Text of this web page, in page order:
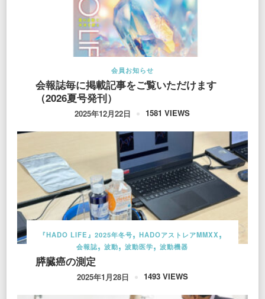
会員お知らせ
会報誌毎に掲載記事をご覧いただけます
（2026夏号発刊）
2025年12月22日 1581 VIEWS
『HADO LIFE』2025年冬号
HADOアストレアMMXX
会報誌
波動 波動医学 波動機器
膵臓癌の測定
2025年1月28日 1493 VIEWS